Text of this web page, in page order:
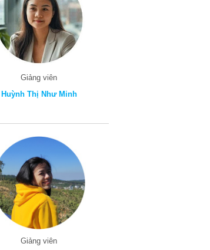
Giảng viên
Huỳnh Thị Như Minh
Giảng viên